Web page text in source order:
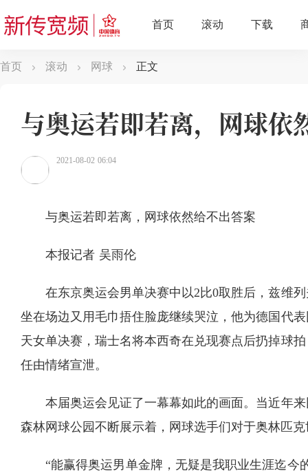
首页 滚动 网球 正文
与奥运若即若离，网球依
2021-08-02 06:04
与奥运若即若离，网球依然给不出答案
本报记者 吴雨伦
在东京奥运会男单决赛中以2比0取胜后，兹维
坐在场边又用毛巾捂住脸庞继续哭泣，他为德国代
天女单决赛，瑞士名将本西奇在兑现赛点后扔掉球
任由情绪宣泄。
本届奥运会见证了一幕幕如此的画面。当近年
森林网球公园不断展示着，网球选手们对于奥林匹
“能赢得奥运男单金牌，无疑是我职业生涯迄今